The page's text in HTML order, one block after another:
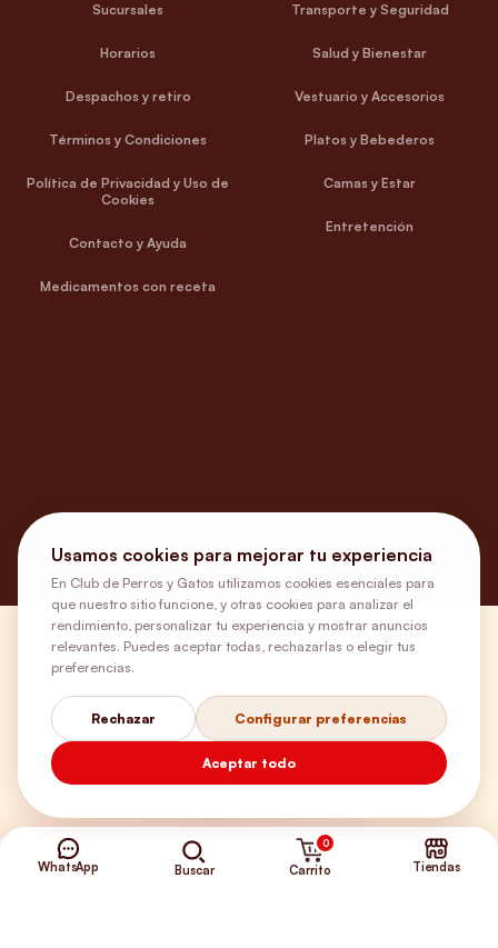
Sucursales
Horarios
Despachos y retiro
Términos y Condiciones
Política de Privacidad y Uso de
Cookies
Contacto y Ayuda
Medicamentos con receta
Transporte y Seguridad
Salud y Bienestar
Vestuario y Accesorios
Platos y Bebederos
Camas y Estar
Entretención
¿Necesitas ayuda?
Envíos Gratis
WhatsApp Buscar
0
Carrito Tiendas
Usamos cookies para mejorar tu experiencia
En Club de Perros y Gatos utilizamos cookies esenciales para
que nuestro sitio funcione, y otras cookies para analizar el
rendimiento, personalizar tu experiencia y mostrar anuncios
relevantes. Puedes aceptar todas, rechazarlas o elegir tus
preferencias.
Rechazar Configurar preferencias
Aceptar todo